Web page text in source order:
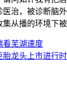
治，被诊断脑
从播的环境下
看芜湖速度
龙头上市进行时